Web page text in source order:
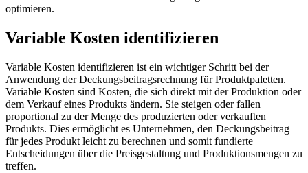
optimieren.
Variable Kosten identifizieren
Variable Kosten identifizieren ist ein wichtiger Schritt bei der
Anwendung der Deckungsbeitragsrechnung für Produktpaletten.
Variable Kosten sind Kosten, die sich direkt mit der Produktion oder
dem Verkauf eines Produkts ändern. Sie steigen oder fallen
proportional zu der Menge des produzierten oder verkauften
Produkts. Dies ermöglicht es Unternehmen, den Deckungsbeitrag
für jedes Produkt leicht zu berechnen und somit fundierte
Entscheidungen über die Preisgestaltung und Produktionsmengen zu
treffen.